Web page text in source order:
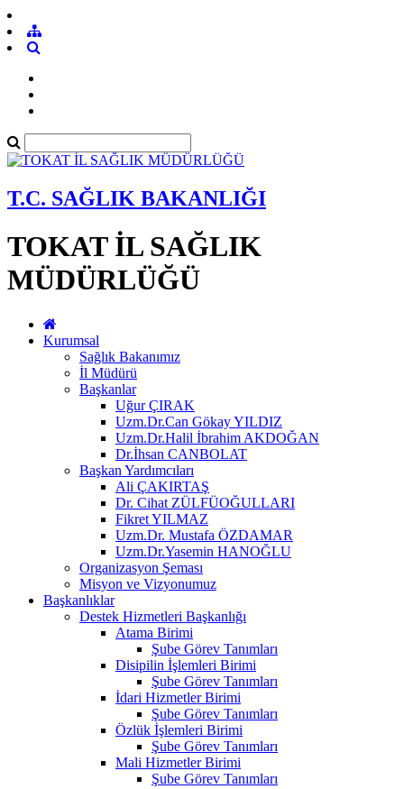
T.C. SAĞLIK BAKANLIĞI
TOKAT İL SAĞLIK
MÜDÜRLÜĞÜ
Kurumsal
Sağlık Bakanımız
İl Müdürü
Başkanlar
Uğur ÇIRAK
Uzm.Dr.Can Gökay YILDIZ
Uzm.Dr.Halil İbrahim AKDOĞAN
Dr.İhsan CANBOLAT
Başkan Yardımcıları
Ali ÇAKIRTAŞ
Dr. Cihat ZÜLFÜOĞULLARI
Fikret YILMAZ
Uzm.Dr. Mustafa ÖZDAMAR
Uzm.Dr.Yasemin HANOĞLU
Organizasyon Şeması
Misyon ve Vizyonumuz
Başkanlıklar
Destek Hizmetleri Başkanlığı
Atama Birimi
Şube Görev Tanımları
Disipilin İşlemleri Birimi
Şube Görev Tanımları
İdari Hizmetler Birimi
Şube Görev Tanımları
Özlük İşlemleri Birimi
Şube Görev Tanımları
Mali Hizmetler Birimi
Şube Görev Tanımları